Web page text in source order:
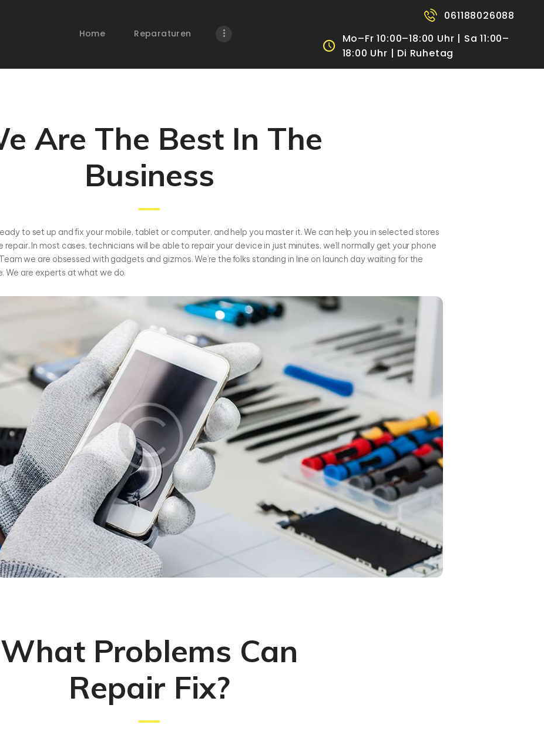
Home Reparaturen
061188026088
Mo–Fr 10:00–18:00 Uhr | Sa 11:00–
18:00 Uhr | Di Ruhetag
REPARATUREN
WEITERE
WEBSEITEN
ÜBER UNS
Are The Best In The
Business
to set up and fix your mobile, tablet or computer, and help you master it. We can help you in selected stores
In most cases, technicians will be able to repair your device in just minutes, we’ll normally get your phone
we are obsessed with gadgets and gizmos. We’re the folks standing in line on launch day waiting for the
We are experts at what we do.
What Problems Can
Repair Fix?